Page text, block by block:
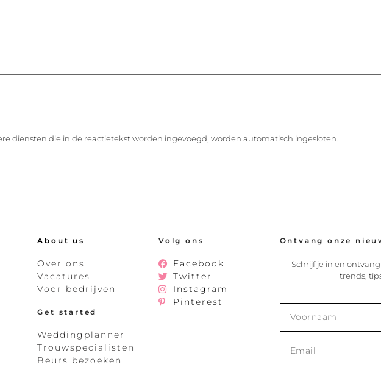
diensten die in de reactietekst worden ingevoegd, worden automatisch ingesloten.
About us
Over ons
Vacatures
Voor bedrijven
Get started
Weddingplanner
Trouwspecialisten
Beurs bezoeken
Volg ons
Facebook
Twitter
Instagram
Pinterest
Ontvang onze
Schrijf je in en
trends,